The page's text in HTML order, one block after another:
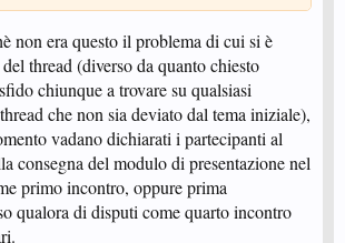
non era questo il problema di cui si è
thread (diverso da quanto chiesto
chiunque a trovare su qualsiasi
che non sia deviato dal tema iniziale),
vadano dichiarati i partecipanti al
consegna del modulo di presentazione nel
primo incontro, oppure prima
qualora di disputi come quarto incontro